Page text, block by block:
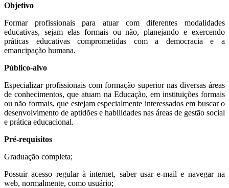
Objetivo
Formar profissionais para atuar com diferentes modalidades
educativas, sejam elas formais ou não, planejando e exercendo
práticas educativas comprometidas com a democracia e a
emancipação humana.
Público-alvo
Especializar profissionais com formação superior nas diversas áreas
de conhecimentos, que atuam na Educação, em instituições formais
ou não formais, que estejam especialmente interessados em buscar o
desenvolvimento de aptidões e habilidades nas áreas de gestão social
e prática educacional.
Pré-requisitos
Graduação completa;
Possuir acesso regular à internet, saber usar e-mail e navegar na
web, normalmente, como usuário;